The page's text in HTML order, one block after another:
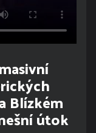
Blízkém
útok